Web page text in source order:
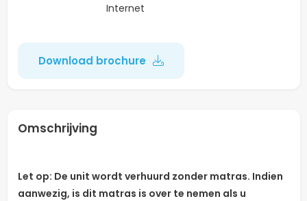
Internet
Download brochure
Omschrijving
Let op: De unit wordt verhuurd zonder matras. Indien
aanwezig, is dit matras is over te nemen als u